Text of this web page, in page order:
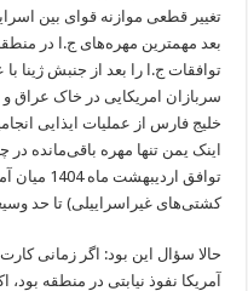
تغییر قطعی موازنه قوای بین
بعد مهمترین مهره‌های ج.ا در
توافقات ج.ا را بعد از جنبش ژینا
سربازان امریکایی در خاک
خلیج فارس از عملیات ایذایی
اینک یمن تنها مهره باقی‌مانده در
توافق
کشتی‌های غیراسراییلی) تا حد
حالا سؤال این بود: اگر زمانی
آمریکا نفوذ نیابتی در منطقه